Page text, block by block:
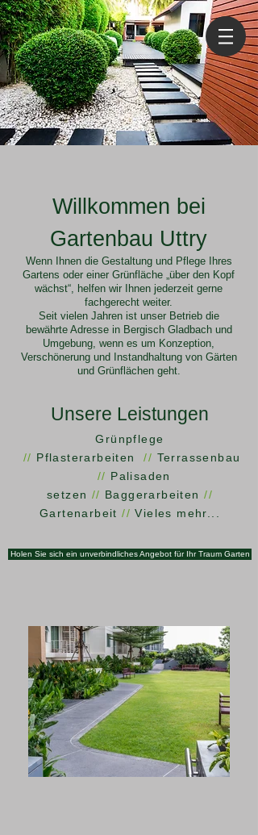
Willkommen bei
Gartenbau Uttry
Wenn Ihnen die Gestaltung und Pflege Ihres
Gartens oder einer Grünfläche „über den Kopf
wächst“, helfen wir Ihnen jederzeit gerne
fachgerecht weiter.
Seit vielen Jahren ist unser Betrieb die
bewährte Adresse in Bergisch Gladbach und
Umgebung, wenn es um Konzeption,
Verschönerung und Instandhaltung von Gärten
und Grünflächen geht.
Unsere Leistungen
Grünpflege
// Pflasterarbeiten // Terrassenbau
// Palisaden
setzen // Baggerarbeiten //
Gartenarbeit // Vieles mehr...
Holen Sie sich ein unverbindliches Angebot für Ihr Traum Garten